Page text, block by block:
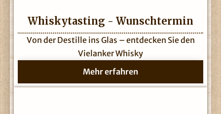
Whiskytasting - Wunschtermin
Von der Destille ins Glas – entdecken Sie den
Vielanker Whisky
Mehr erfahren